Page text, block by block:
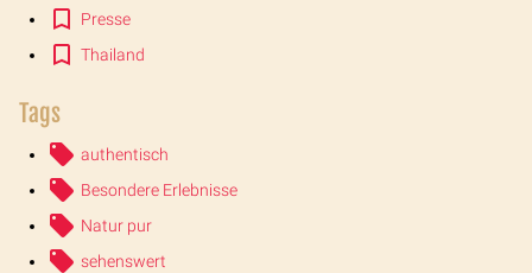
Presse
Thailand
Tags
authentisch
Besondere Erlebnisse
Natur pur
sehenswert